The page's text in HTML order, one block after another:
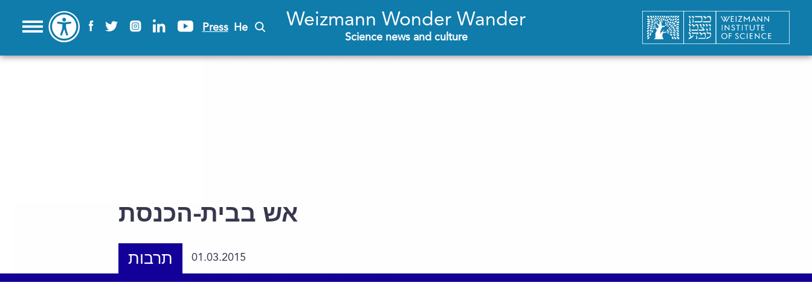
Press He Weizmann Wonder Wander
Science news and culture
אש בבית-הכנסת
תרבות 01.03.2015